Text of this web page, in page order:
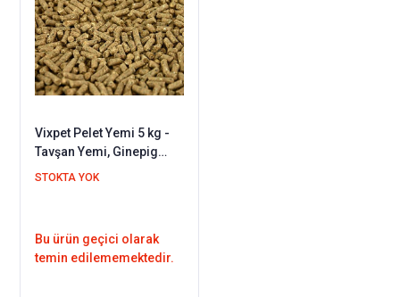
Vixpet Pelet Yemi 5 kg -
Tavşan Yemi, Ginepig
Yemi, Hamster Yemi /
STOKTA YOK
Bu ürün geçici olarak
temin edilememektedir.